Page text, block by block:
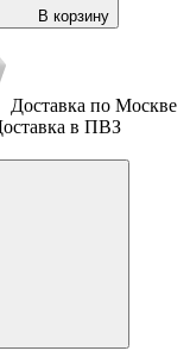
В корзину
Доставка по Москве
в ПВЗ